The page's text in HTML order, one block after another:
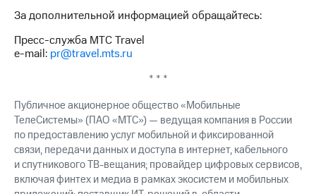
о
именных
облигаций
Реквизиты
Контакты
развитие
деловая этика
На главную
За дополнительной информацией обращайтесь:
Пресс-служба МТС Travel
e-mail: pr@travel.mts.ru
* * *
Публичное акционерное общество «Мобильные
ТелеСистемы» (ПАО «МТС») — ведущая компания в России
по предоставлению услуг мобильной и фиксированной
связи, передачи данных и доступа в интернет, кабельного
и спутникового ТВ-вещания; провайдер цифровых сервисов,
включая финтех и медиа в рамках экосистем и мобильных